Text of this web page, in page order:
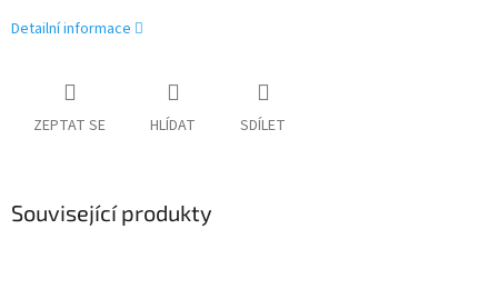
Detailní informace
ZEPTAT SE HLÍDAT SDÍLET
Související produkty